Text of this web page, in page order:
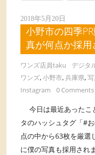
2018年5月20日
小野市の四季
真が何点か採用
ワンズ店員taku デジタ
ワンズ,小野市,兵庫県,
Instagram
0 Comments
今日は最近あったこ
タのハッシュタグ「#
点の中から63枚を厳選
に僕の写真も採用さ